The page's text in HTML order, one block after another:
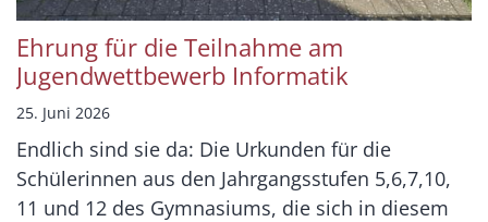
Ehrung für die Teilnahme am
Jugendwettbewerb Informatik
25. Juni 2026
Endlich sind sie da: Die Urkunden für die
Schülerinnen aus den Jahrgangsstufen 5,6,7,10,
11 und 12 des Gymnasiums, die sich in diesem